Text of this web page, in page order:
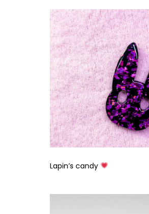
Lapin’s candy